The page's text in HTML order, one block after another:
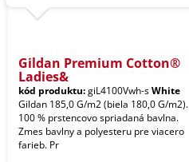
Gildan Premium Cotton®
Ladies&
kód produktu:giL4100Vwh-sWhite
Gildan 185,0 G/m2 (biela 180,0 G/m2).
100 % prstencovo spriadaná bavlna.
Zmes bavlny a polyesteru pre viacero
farieb. Pr